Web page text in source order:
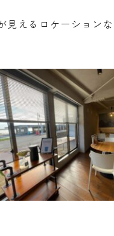
見えるロケーション